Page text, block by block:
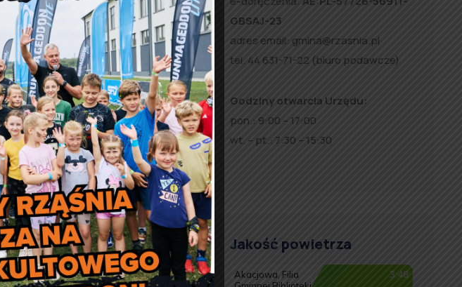
uważne, dokładne i zgodne z
zwiększyć jego dostępność.
na opuszczenie kortui może jej
rezerwacji otrzymają Państwo
się link do zarządzania rezerwacją
użyć tej opcji (można to zrobić na
GBSAJ-23
adres email: gmina@rzasnia.pl
tel. 44 631-71-22 (biuro podawcze)
Godziny otwarcia Urzędu:
pon.: 9:00 – 17:00
wt. – pt.: 7:30 – 15:30
Jakość powietrza